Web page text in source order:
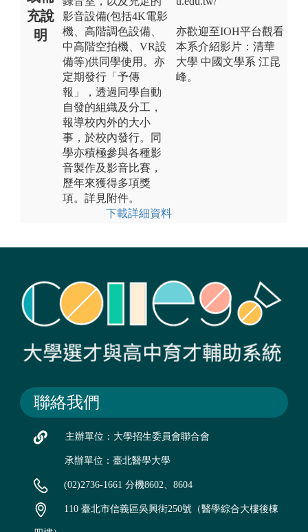
充說
明
影音設備(包括4K電影
機、高階調色設備、
中高階空拍機、VR設
備等)供同學使用。亦
定期發行「予傳
報」，透過同學自動
自發的組織及分工，
報導校內外的大小
事，於校內發行。同
學亦積極參與各種影
音製作及影音比賽，
歷年來獲得多項獎
項。詳見附件。
下載詳細資料
亦歡迎至IOH平台觀看
本系介紹影片：清華
大學 中國文學系 江昆
峰。
聯絡我們
主辦單位：大學招生委員會聯合會
承辦單位：臺北醫學大學
(02)2736-1661 分機8602、8604
110 臺北市信義區吳興街250號（醫學綜合大樓後棟